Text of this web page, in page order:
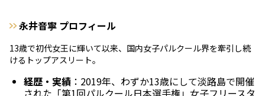
永井音寧 プロフィール
13歳で初代女王に輝いて以来、国内女子パルクール界を牽引し続
けるトップアスリート。
経歴・実績 ：2019年、わずか13歳にして淡路島で開催
された「第1回パルクール日本選手権」女子フリースタ